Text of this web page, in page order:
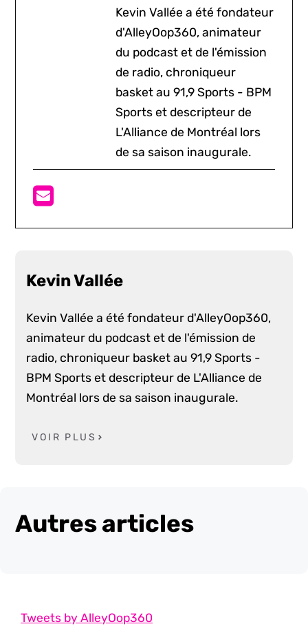
Kevin Vallée a été fondateur
d'AlleyOop360, animateur
du podcast et de l'émission
de radio, chroniqueur
basket au 91,9 Sports - BPM
Sports et descripteur de
L'Alliance de Montréal lors
de sa saison inaugurale.
Kevin Vallée
Kevin Vallée a été fondateur d'AlleyOop360,
animateur du podcast et de l'émission de
radio, chroniqueur basket au 91,9 Sports -
BPM Sports et descripteur de L'Alliance de
Montréal lors de sa saison inaugurale.
VOIR PLUS
Autres articles
Tweets by AlleyOop360